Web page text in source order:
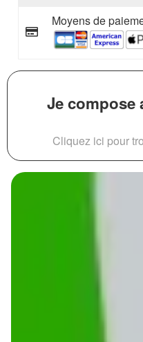
Moyens de
Je compose
Cliquez ici pour